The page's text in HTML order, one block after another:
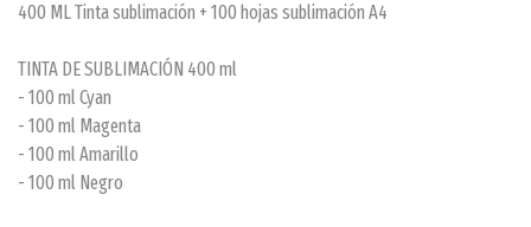
400 ML Tinta sublimación + 100 hojas sublimación A4
TINTA DE SUBLIMACIÓN 400 ml
- 100 ml Cyan
- 100 ml Magenta
- 100 ml Amarillo
- 100 ml Negro